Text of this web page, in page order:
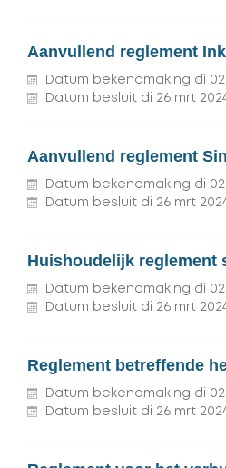
Aanvullend reglement
Datum bekendmaking di 02
Datum besluit di 26 mrt
Aanvullend reglement
Datum bekendmaking di 02
Datum besluit di 26 mrt
Huishoudelijk reglement
Datum bekendmaking di 02
Datum besluit di 26 mrt
Reglement betreffende
Datum bekendmaking di 02
Datum besluit di 26 mrt